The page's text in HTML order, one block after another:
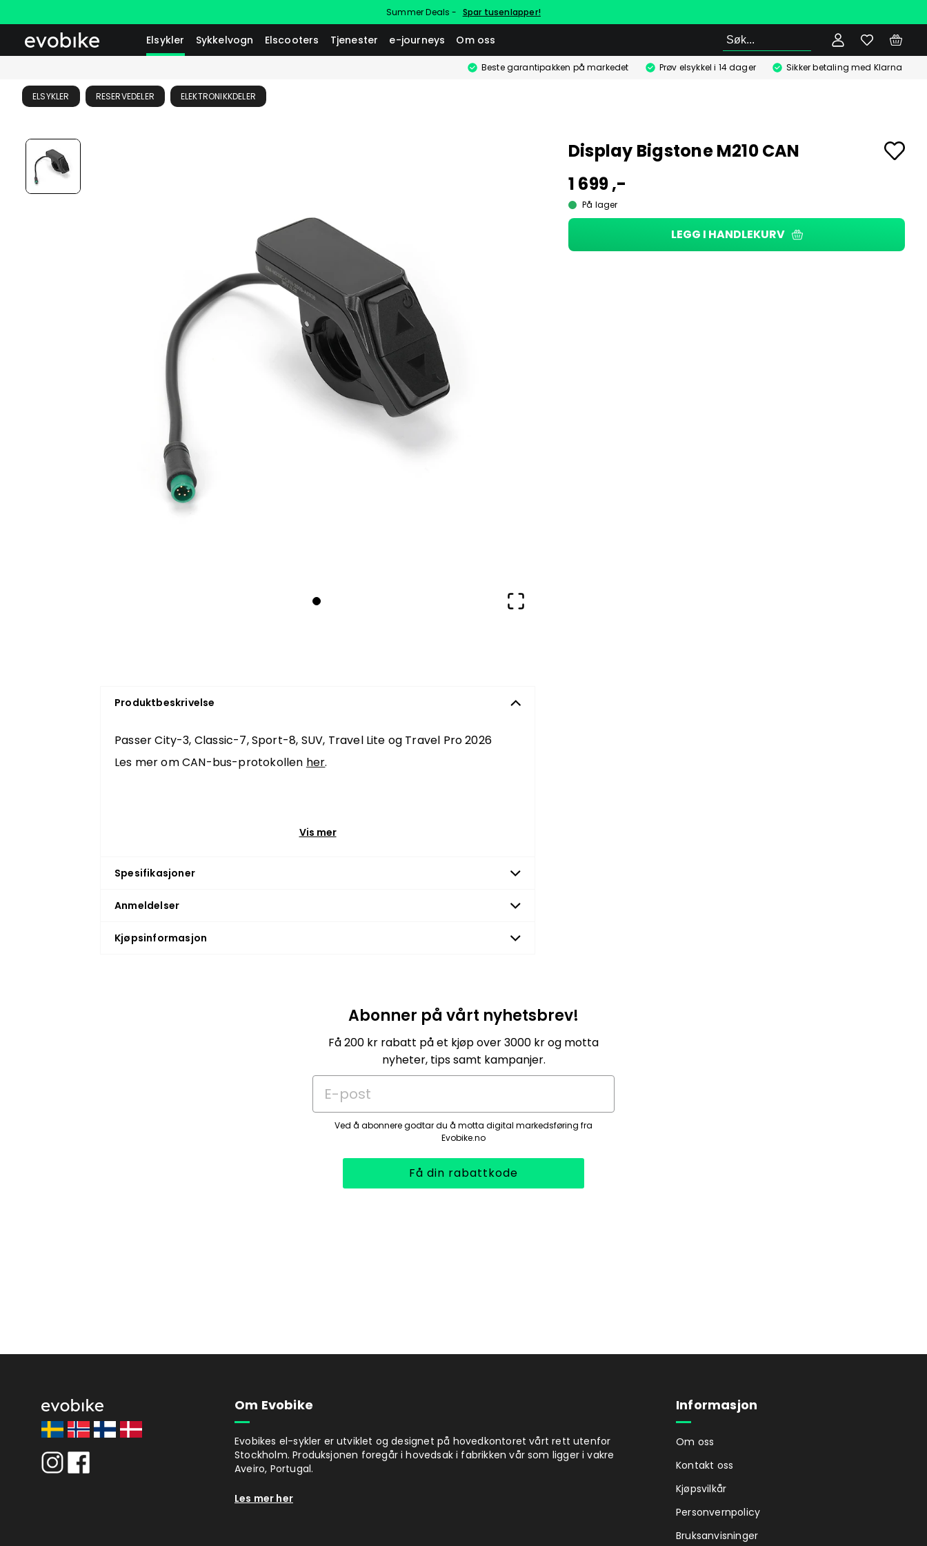
Summer Deals - Spar tusenlapper!
Elsykler Sykkelvogn Elscooters Tjenester e-journeys Om oss Søk
Beste garantipakken på markedet Prøv elsykkel i 14 dager Sikker betaling med Klarna
ELSYKLER RESERVEDELER ELEKTRONIKKDELER
Display Bigstone M210 CAN
1 699 ,-
På lager
LEGG I HANDLEKURV
Produktbeskrivelse
Passer City-3, Classic-7, Sport-8, SUV, Travel Lite og Travel Pro 2026
Les mer om CAN-bus-protokollen her.
Vis mer
Spesifikasjoner
Anmeldelser
Kjøpsinformasjon
Abonner på vårt nyhetsbrev!
Få 200 kr rabatt på et kjøp over 3000 kr og motta
nyheter, tips samt kampanjer.
E-post
Ved å abonnere godtar du å motta digital markedsføring fra
Evobike.no
Få din rabattkode
Om Evobike
Evobikes el-sykler er utviklet og designet på hovedkontoret vårt rett utenfor
Stockholm. Produksjonen foregår i hovedsak i fabrikken vår som ligger i vakre
Aveiro, Portugal.
Les mer her
Informasjon
Om oss
Kontakt oss
Kjøpsvilkår
Personvernpolicy
Bruksanvisninger